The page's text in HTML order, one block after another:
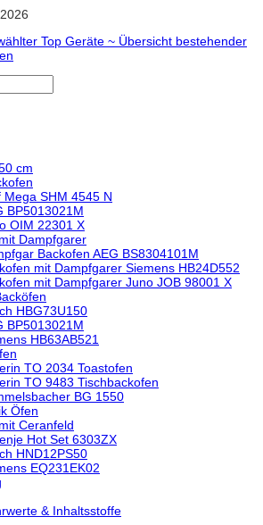
Top Geräte ~ Übersicht bestehender
cm
Mega SHM 4545 N
BP5013021M
OIM 22301 X
Dampfgarer
Backofen AEG BS8304101M
mit Dampfgarer Siemens HB24D552
mit Dampfgarer Juno JOB 98001 X
HBG73U150
BP5013021M
HB63AB521
TO 2034 Toastofen
TO 9483 Tischbackofen
BG 1550
Öfen
Ceranfeld
Hot Set 6303ZX
HND12PS50
EQ231EK02